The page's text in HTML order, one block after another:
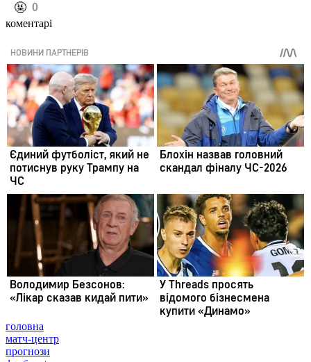
️🤬 0
коментарі
головна
матч-центр
прогнози